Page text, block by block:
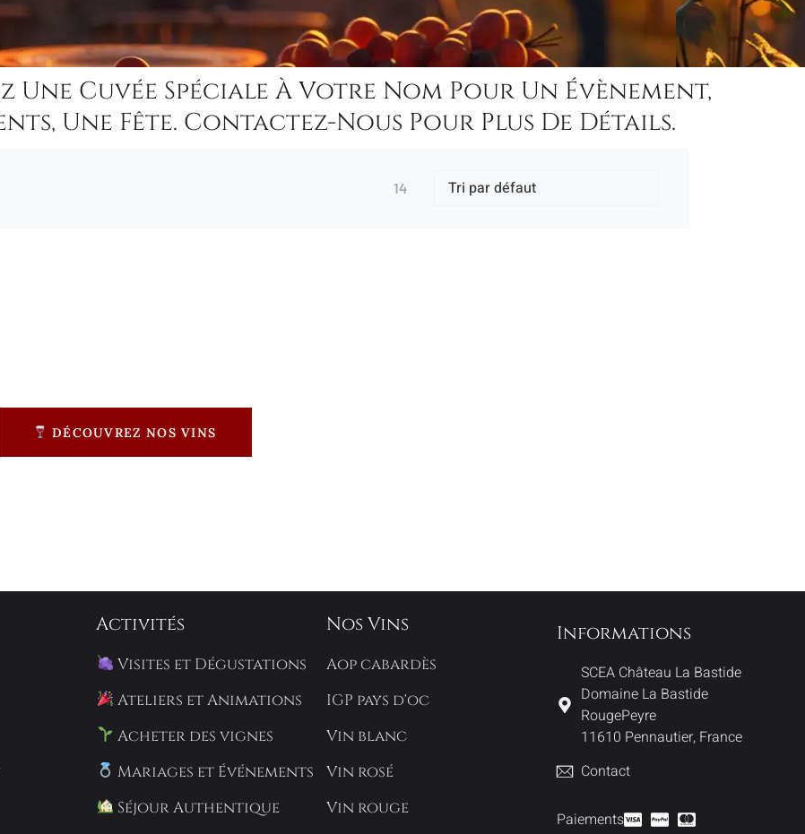
Une Cuvée Spéciale À Votre Nom Pour Un Évènement,
Une Fête. Contactez-Nous Pour Plus De Détails.
Visites et Dégustations
Ateliers et Animations
Acheter des vignes
Mariages et Événements
Séjour Authentique
Aop cabardès
IGP pays d'oc
Vin blanc
Vin rosé
Vin rouge
Informations
SCEA Château La Bastide
RougePeyre
11610 Pennautier, France
Contact
Paiements